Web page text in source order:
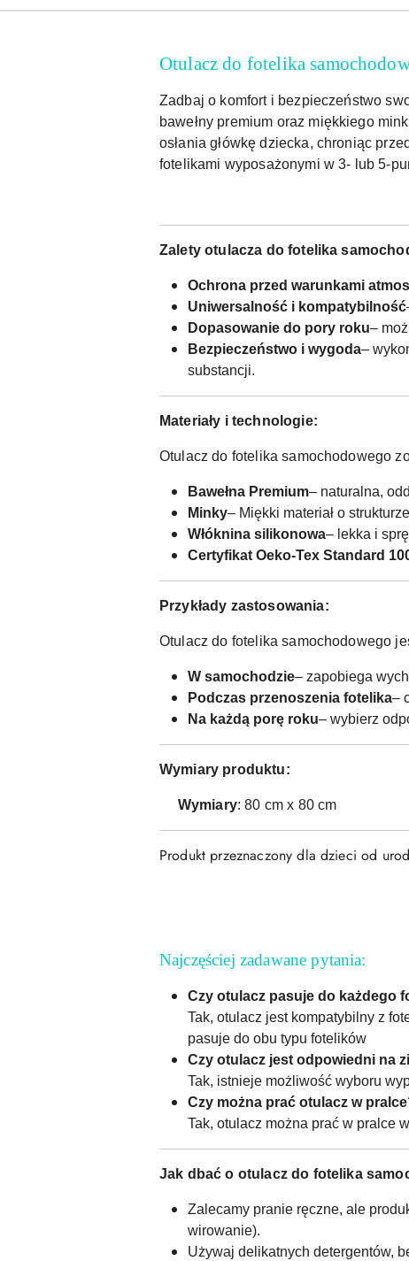
Otulacz do fotelika
Zadbaj o komfort i bezpieczeństwo
bawełny premium oraz miękkiego
osłania główkę dziecka, chroniąc
fotelikami wyposażonymi w 3- lub 5-
Zalety otulacza do fotelika
Ochrona przed warunkami
Uniwersalność i kompatybilność
Dopasowanie do pory roku–
Bezpieczeństwo i wygoda–
substancji.
Materiały i technologie:
Otulacz do fotelika samochodowego
Bawełna Premium– naturalna,
Minky– Miękki materiał o
Włóknina silikonowa– lekka i
Certyfikat Oeko-Tex Standard
Przykłady zastosowania:
Otulacz do fotelika samochodowego
W samochodzie– zapobiega
Podczas przenoszenia fotelika–
Na każdą porę roku– wybierz
Wymiary produktu:
Wymiary: 80 cm x 80 cm
Produkt przeznaczony dla dzieci od
Najczęściej zadawane pytania:
Czy otulacz pasuje do każdego
Tak, otulacz jest kompatybilny z
pasuje do obu typu fotelików
Czy otulacz jest odpowiedni na
Tak, istnieje możliwość wyboru
Czy można prać otulacz w
Tak, otulacz można prać w pralce
Jak dbać o otulacz do fotelika
Zalecamy pranie ręczne, ale
wirowanie).
Używaj delikatnych detergentów,